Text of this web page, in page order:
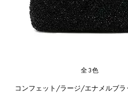
全3色
コンフェット/ラージ/エナメルブラ